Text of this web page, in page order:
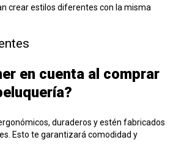
crear estilos diferentes con la misma
en cuenta al comprar
duraderos y estén fabricados
Esto te garantizará comodidad y